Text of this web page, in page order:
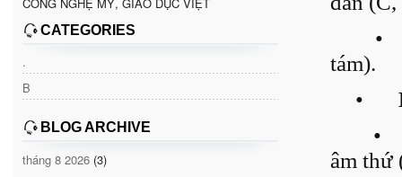
CATEGORIES
.
B
BLOG ARCHIVE
tháng 8 2026 (3)
•
tám).
•
•
âm